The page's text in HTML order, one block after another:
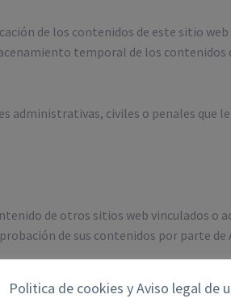
de los contenidos de este sitio
temporal de los
administrativas, civiles o penales que
de otros sitios web vinculados o
de sus contenidos por parte
alguno de dichos sitios web
Politica de cookies y Aviso legal de